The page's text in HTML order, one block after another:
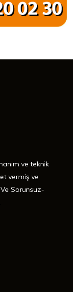
ve teknik
vermiş ve
Sorunsuz-